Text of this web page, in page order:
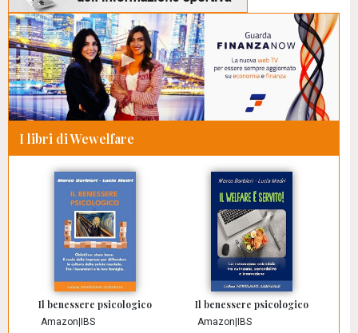
I libri di Wewelfare
Il benessere psicologico
Amazon IBS
Il benessere psicologico
Amazon IBS